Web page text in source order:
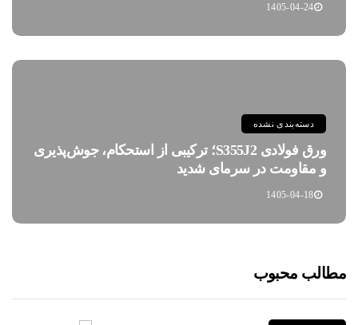
1405-04-24
دسته‌بندی نشده
ورق فولادی S355J2؛ ترکیبی از استحکام، جوش‌پذیری
و مقاومت در سرمای شدید
1405-04-18
مطالب محبوب